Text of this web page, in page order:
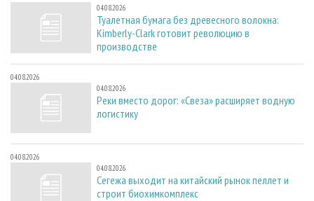
04.08.2026
Туалетная бумага без древесного волокна:
Kimberly-Clark готовит революцию в
производстве
04.08.2026
04.08.2026
Реки вместо дорог: «Свеза» расширяет водную
логистику
04.08.2026
04.08.2026
Сегежа выходит на китайский рынок пеллет и
строит биохимкомплекс